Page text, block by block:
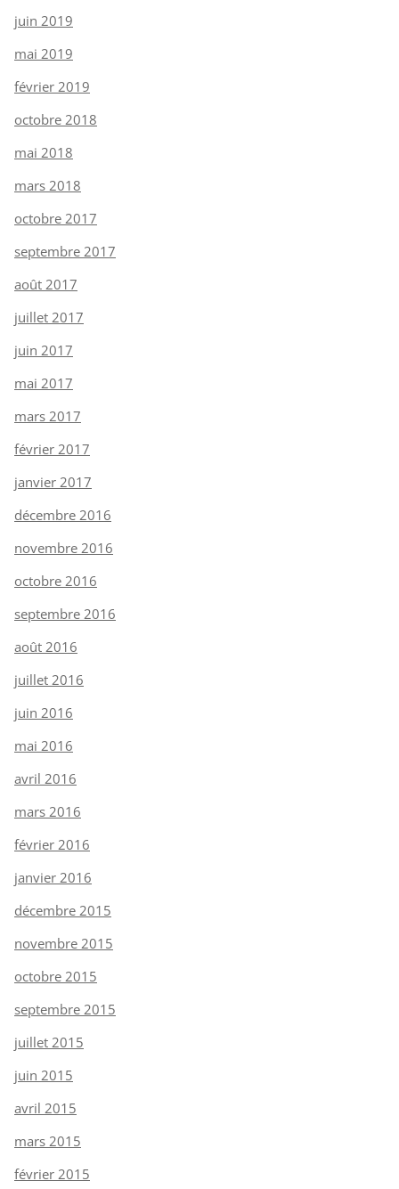
juin 2019
mai 2019
février 2019
octobre 2018
mai 2018
mars 2018
octobre 2017
septembre 2017
août 2017
juillet 2017
juin 2017
mai 2017
mars 2017
février 2017
janvier 2017
décembre 2016
novembre 2016
octobre 2016
septembre 2016
août 2016
juillet 2016
juin 2016
mai 2016
avril 2016
mars 2016
février 2016
janvier 2016
décembre 2015
novembre 2015
octobre 2015
septembre 2015
juillet 2015
juin 2015
avril 2015
mars 2015
février 2015